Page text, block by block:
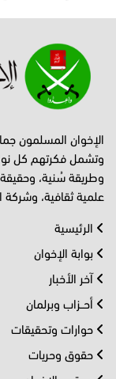
الإخوان المسلمون
وتشمل فكرتهم كل
وطريقة سُنية،
علمية ثقافية، وشركة
الرئيسية
بوابة الإخوان
آخر الأخبار
أحــزاب وبرلمان
حوارات وتحقيقات
حقوق وحريات